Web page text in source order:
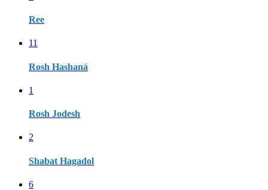
Ree
11
Rosh Hashaná
1
Rosh Jodesh
2
Shabat Hagadol
6